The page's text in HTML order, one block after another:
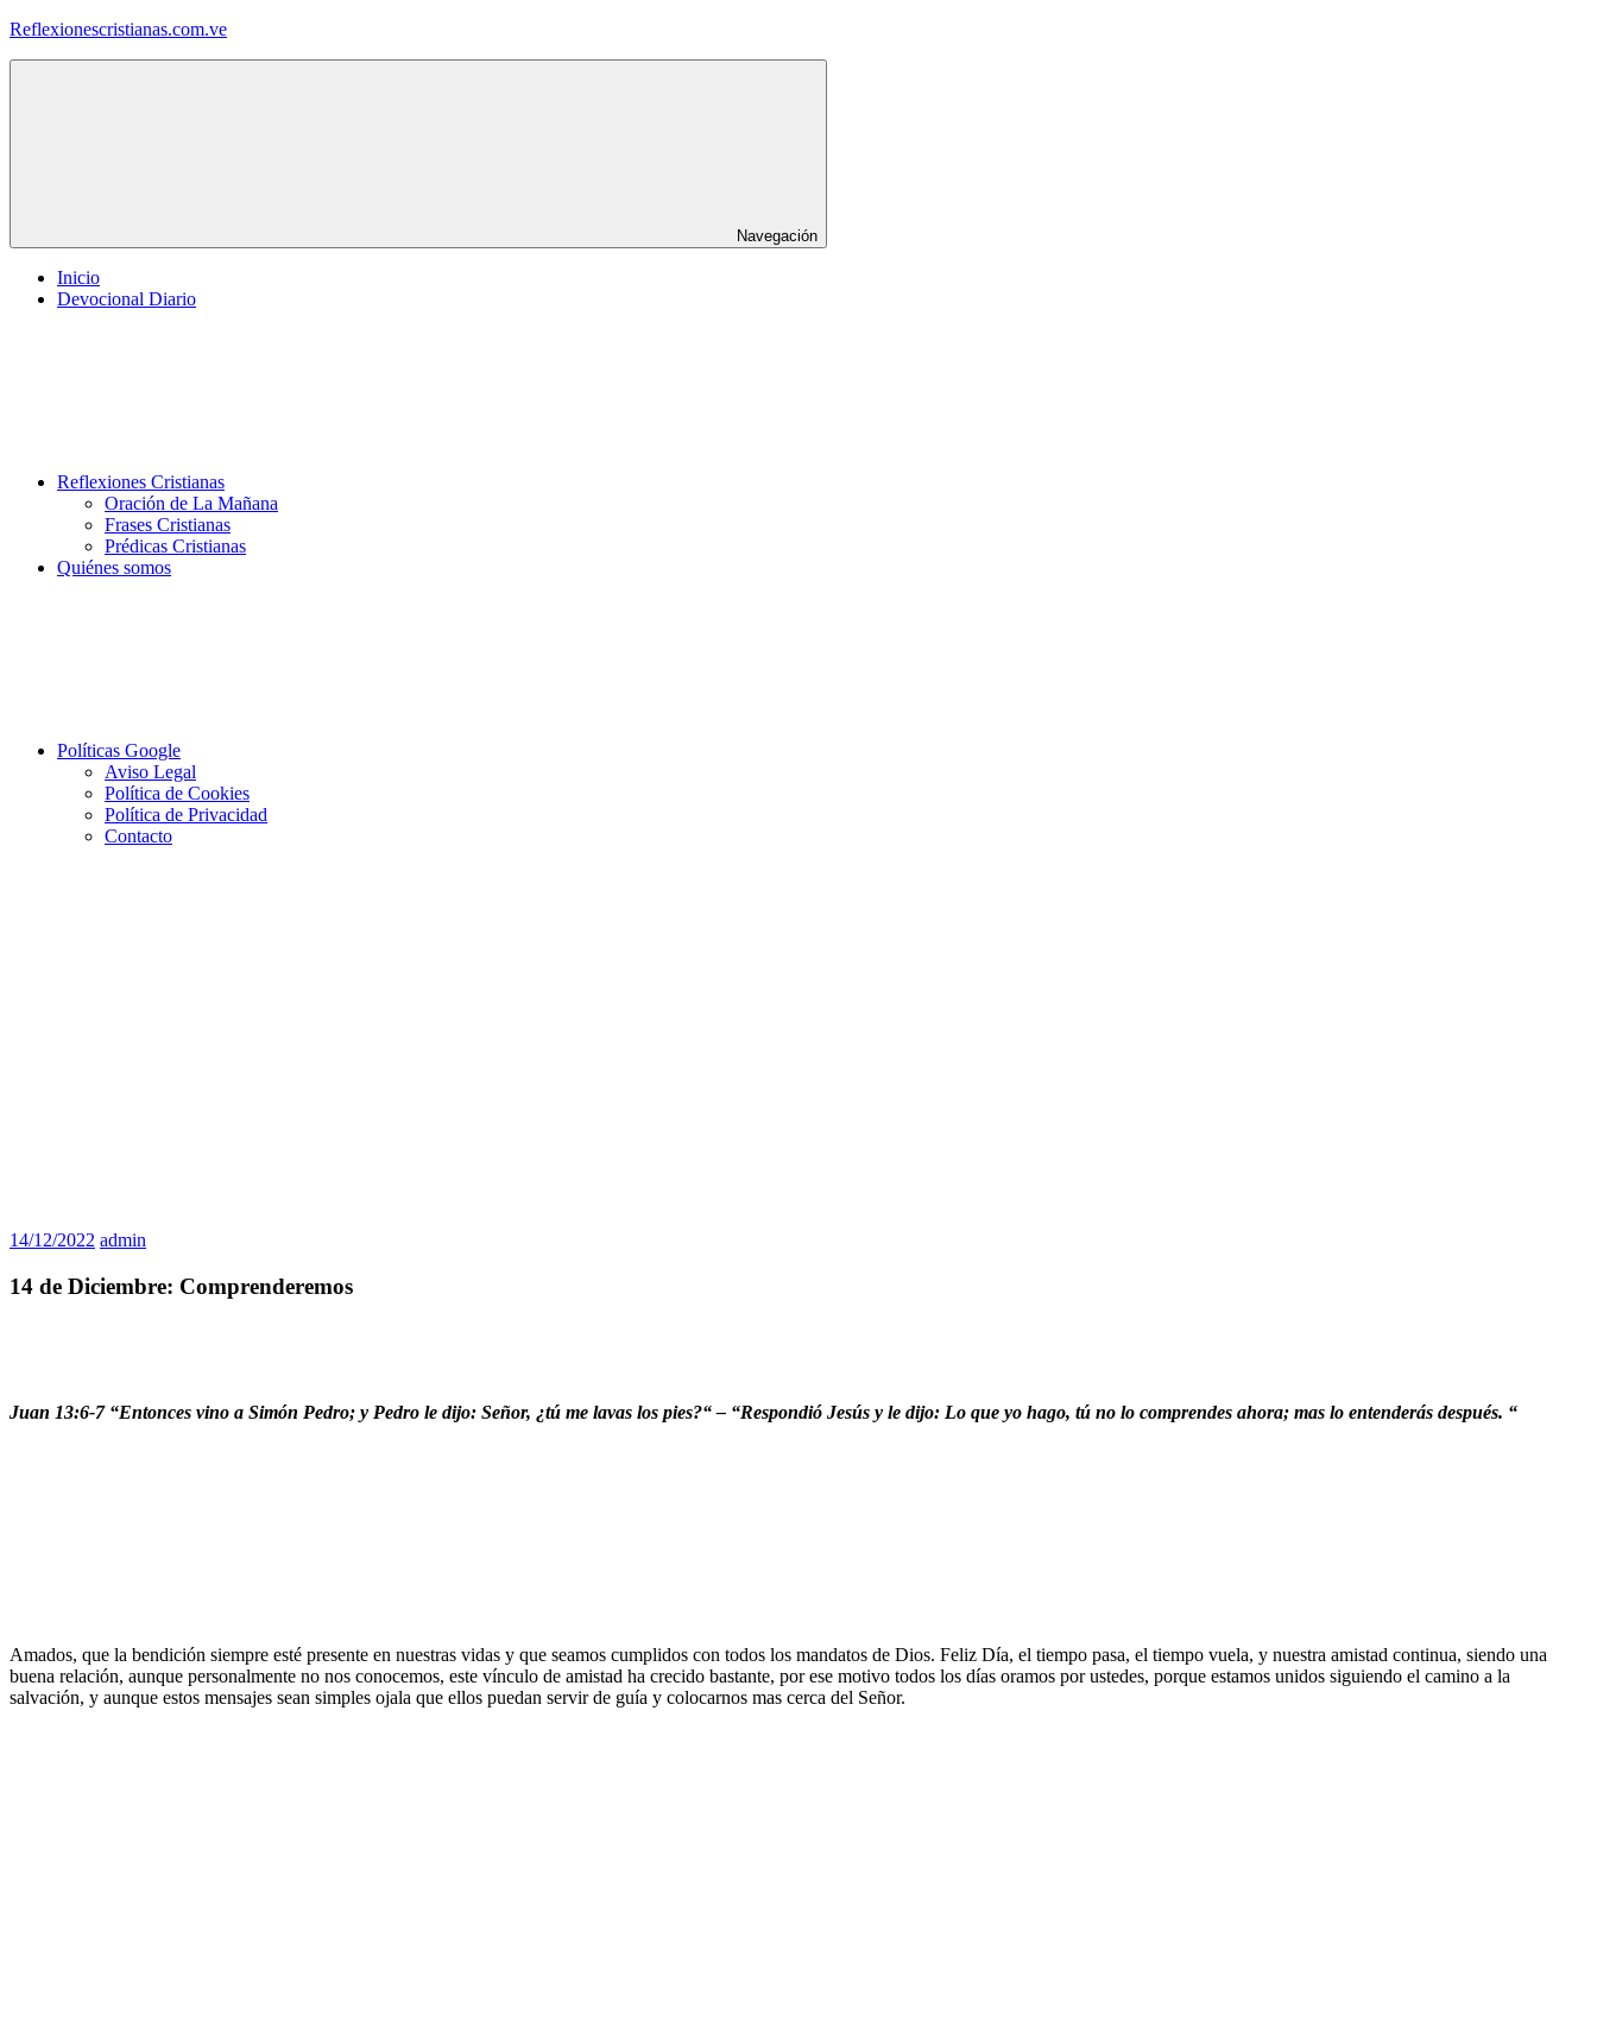
Saltar
Reflexionescristianas.com.ve
Navegación
Inicio
Devocional Diario
Reflexiones Cristianas
Oración de La Mañana
Frases Cristianas
Prédicas Cristianas
Quiénes somos
Políticas Google
Aviso Legal
Política de Cookies
Política de Privacidad
Contacto
14/12/2022 admin
14 de Diciembre: Comprenderemos
Juan 13:6-7 “Entonces vino a Simón Pedro; y Pedro le dijo: Señor, ¿tú me lavas los pies?“ – “Respondió Jesús y le dijo: Lo que yo hago, tú no lo comprendes ahora; mas lo entenderás después. “
Amados, que la bendición siempre esté presente en nuestras vidas y que seamos cumplidos con todos los mandatos de Dios. Feliz Día, el tiempo pasa, el tiempo vuela, y nuestra amistad continua, siendo una
buena relación, aunque personalmente no nos conocemos, este vínculo de amistad ha crecido bastante, por ese motivo todos los días oramos por ustedes, porque estamos unidos siguiendo el camino a la
salvación, y aunque estos mensajes sean simples ojala que ellos puedan servir de guía y colocarnos mas cerca del Señor.